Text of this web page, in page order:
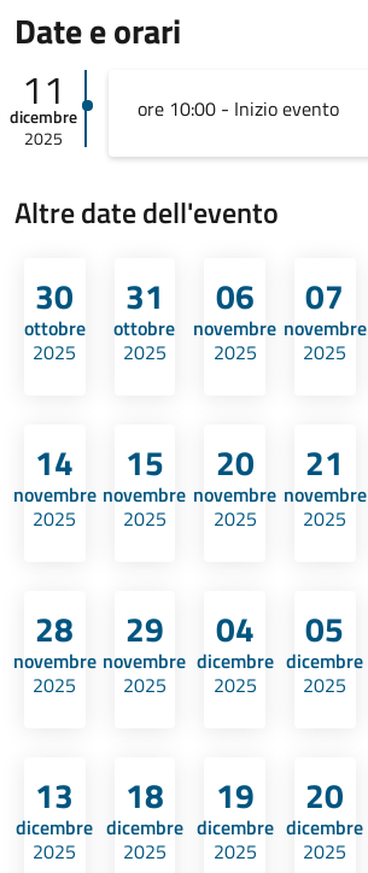
Date e orari
11
dicembre
2025
ore 10:00 - Inizio evento
Altre date dell'evento
30
ottobre
2025
31
ottobre
2025
06
novembre
2025
07
novembre
2025
14
novembre
2025
15
novembre
2025
20
novembre
2025
21
novembre
2025
28
novembre
2025
29
novembre
2025
04
dicembre
2025
05
dicembre
2025
13
dicembre
2025
18
dicembre
2025
19
dicembre
2025
20
dicembre
2025